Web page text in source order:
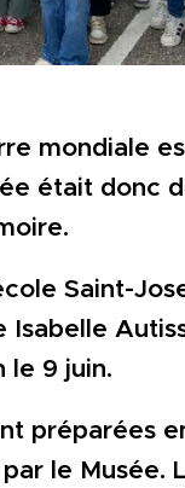
mondiale
était donc
Saint-
Isabelle
le 9 juin.
préparées
le Musée.